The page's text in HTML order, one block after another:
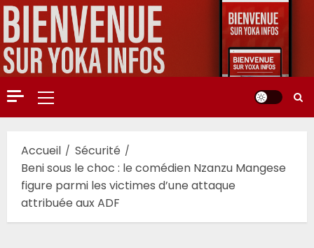
Aller
au
contenu
Menu
principal
Accueil
Sécurité
Beni sous le choc : le comédien Nzanzu Mangese
figure parmi les victimes d’une attaque
attribuée aux ADF